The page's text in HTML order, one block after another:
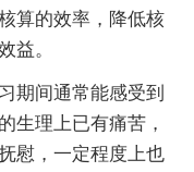
算的效率，降低核
益。
间通常能感受到
生理上已有痛苦，
慰，一定程度上也